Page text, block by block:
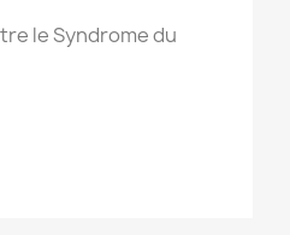
le Syndrome du